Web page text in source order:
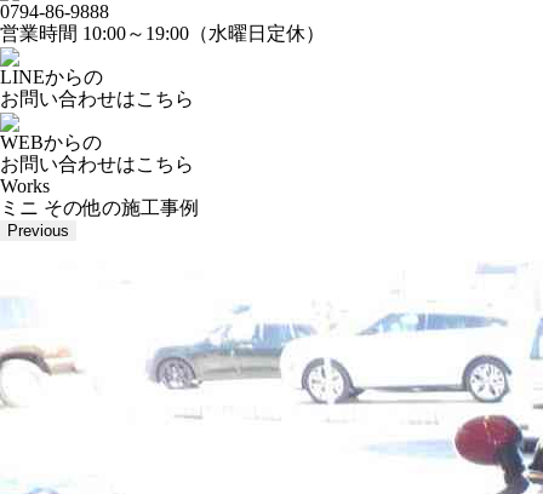
0794-86-9888
営業時間 10:00～19:00（水曜日定休）
LINEからの
お問い合わせはこちら
WEBからの
お問い合わせはこちら
Works
ミニ その他の施工事例
Previous